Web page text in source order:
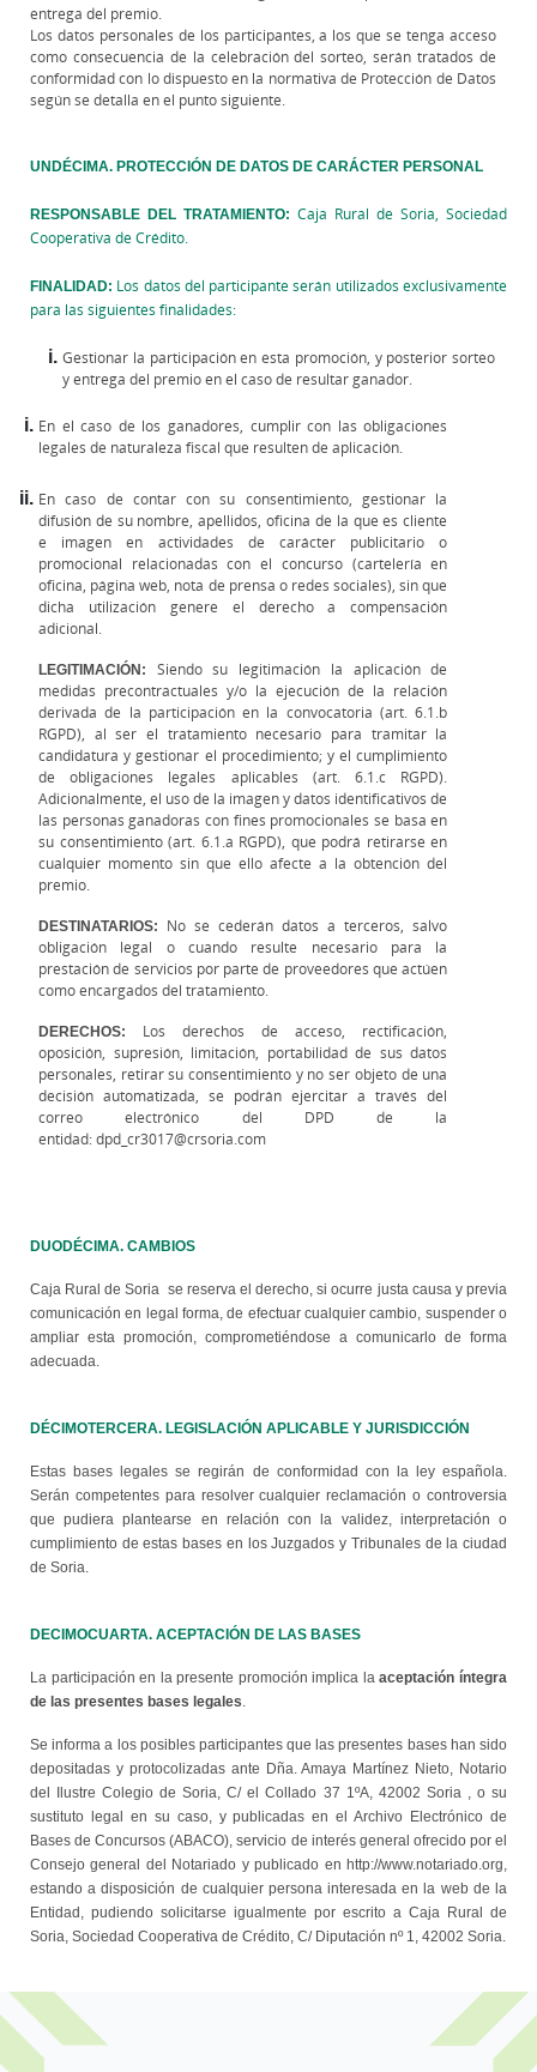
entrega del premio.
Los datos personales de los participantes, a los que se tenga acceso
como consecuencia de la celebración del sorteo, serán tratados de
conformidadcon lo dispuesto en la normativa de Protección de Datos
según se detalla en el punto siguiente.
UNDÉCIMA. PROTECCIÓN DE DATOS DE CARÁCTER PERSONAL
RESPONSABLE DEL TRATAMIENTO: Caja Rural de Soria, Sociedad
Cooperativa de Crédito.
FINALIDAD: Los datos del participante serán utilizados exclusivamente
para las siguientes finalidades:
Gestionar la participación en esta promoción, y posterior sorteo
y entrega del premio en el caso de resultar ganador.
En el caso de los ganadores, cumplir con las obligaciones
legales de naturaleza fiscal que resulten de aplicación.
En caso de contar con su consentimiento, gestionar la
difusión de su nombre, apellidos, oficina de la que es cliente
e imagen en actividades de carácter publicitario o
promocional relacionadas con el concurso (cartelería en
oficina, página web, nota de prensa o redes sociales), sin que
dicha utilización genere el derecho a compensación
adicional.
LEGITIMACIÓN: Siendo su legitimación la aplicación de
medidas precontractuales y/o la ejecución de la relación
derivada de la participación en la convocatoria (art. 6.1.b
RGPD), al ser el tratamiento necesario para tramitar la
candidatura y gestionar el procedimiento; y el cumplimiento
de obligaciones legales aplicables (art. 6.1.c RGPD).
Adicionalmente, el uso de la imagen y datos identificativos de
las personas ganadoras con fines promocionales se basa en
su consentimiento (art. 6.1.a RGPD), que podrá retirarse en
cualquier momento sin que ello afecte a la obtención del
premio.
DESTINATARIOS: No se cederán datos a terceros, salvo
obligación legal o cuando resulte necesario para la
prestación de servicios por parte de proveedores que actúen
como encargados del tratamiento.
DERECHOS: Los derechos de acceso, rectificación,
oposición, supresión, limitación, portabilidad de sus datos
personales, retirar su consentimiento y no ser objeto de una
decisión automatizada, se podrán ejercitar a través del
correo electrónico del DPD de la
entidad: dpd_cr3017@crsoria.com
DUODÉCIMA. CAMBIOS
Caja Rural de Soria se reserva el derecho, si ocurre justa causa y previa
comunicación en legal forma, de efectuar cualquier cambio, suspender o
ampliar esta promoción, comprometiéndose a comunicarlo de forma
adecuada.
DÉCIMOTERCERA. LEGISLACIÓN APLICABLE Y JURISDICCIÓN
Estas bases legales se regirán de conformidad con la ley española.
Serán competentes para resolver cualquier reclamación o controversia
que pudiera plantearse en relación con la validez, interpretación o
cumplimiento de estas bases en los Juzgados y Tribunales de la ciudad
de Soria.
DECIMOCUARTA. ACEPTACIÓN DE LAS BASES
La participación en la presente promoción implica laaceptación íntegra
de las presentes bases legales
Se informa a los posibles participantes que las presentes bases han sido
depositadas y protocolizadas ante Dña. Amaya Martínez Nieto, Notario
del Ilustre Colegio de Soria, C/ el Collado 37 1ºA, 42002 Soria , o su
sustituto legal en su caso, y publicadas en el Archivo Electrónico de
Bases de Concursos (ABACO), servicio de interés general ofrecido por el
Consejo general del Notariado y publicado en http://www.notariado.org,
estando a disposición de cualquier persona interesada en la web de la
Entidad, pudiendo solicitarse igualmente por escrito a Caja Rural de
Soria, Sociedad Cooperativa de Crédito, C/ Diputación nº 1, 42002 Soria.